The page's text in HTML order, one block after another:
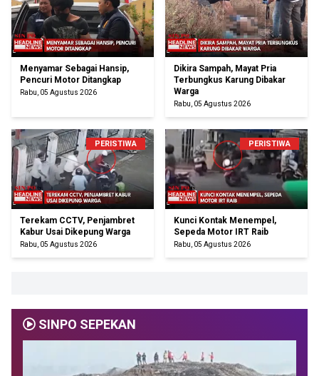
Menyamar Sebagai Hansip,
Pencuri Motor Ditangkap
Rabu, 05 Agustus 2026
Dikira Sampah, Mayat Pria
Terbungkus Karung Dibakar
Warga
Rabu, 05 Agustus 2026
PERISTIWA
Terekam CCTV, Penjambret
Kabur Usai Dikepung Warga
Rabu, 05 Agustus 2026
PERISTIWA
Kunci Kontak Menempel,
Sepeda Motor IRT Raib
Rabu, 05 Agustus 2026
SINPO SEPEKAN